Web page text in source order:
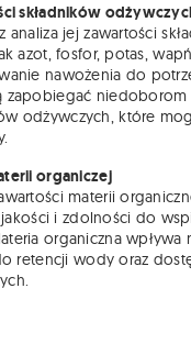
składników
analiza jej zawartości
azot, fosfor, potas,
nawożenia do
zapobiegać niedoborom
odżywczych, które
organiczej
materii
i zdolności do
organiczna wpływa
retencji wody oraz